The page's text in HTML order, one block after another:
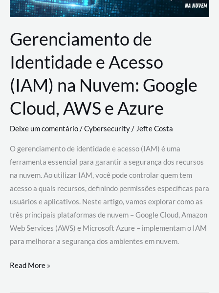
Gerenciamento de
Identidade e Acesso
(IAM) na Nuvem: Google
Cloud, AWS e Azure
Deixe um comentário/Cybersecurity/ Jefte Costa
O gerenciamento de identidade e acesso (IAM) é uma
ferramenta essencial para garantir a segurança dos recursos
na nuvem. Ao utilizar IAM, você pode controlar quem tem
acesso a quais recursos, definindo permissões específicas para
usuários e aplicativos. Neste artigo, vamos explorar como as
três principais plataformas de nuvem – Google Cloud, Amazon
Web Services (AWS) e Microsoft Azure – implementam o IAM
para melhorar a segurança dos ambientes em nuvem.
Gerenciamento
Read More »